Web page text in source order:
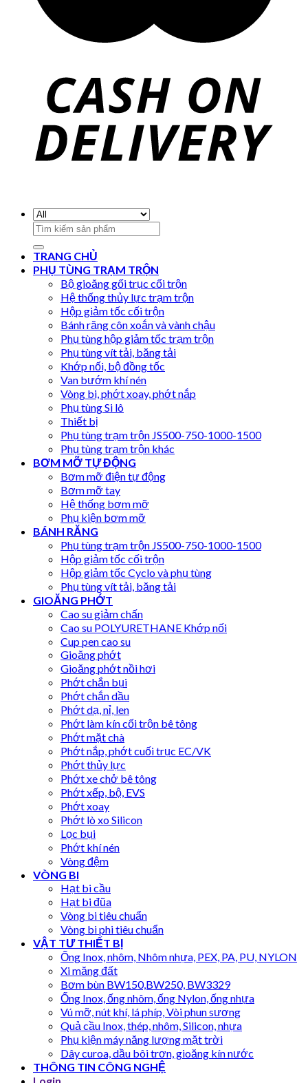
Search
for:
TRANG CHỦ
PHỤ TÙNG TRẠM TRỘN
Bộ gioăng gối trục cối trộn
Hệ thống thủy lực trạm trộn
Hộp giảm tốc cối trộn
Bánh răng côn xoắn và vành chậu
Phụ tùng hộp giảm tốc trạm trộn
Phụ tùng vít tải, băng tải
Khớp nối, bộ đồng tốc
Van bướm khí nén
Vòng bi, phớt xoay, phớt nắp
Phụ tùng Si lô
Thiết bị
Phụ tùng trạm trộn JS500-750-1000-1500
Phụ tùng trạm trộn khác
BƠM MỠ TỰ ĐỘNG
Bơm mỡ điện tự động
Bơm mỡ tay
Hệ thống bơm mỡ
Phụ kiện bơm mỡ
BÁNH RĂNG
Phụ tùng trạm trộn JS500-750-1000-1500
Hộp giảm tốc cối trộn
Hộp giảm tốc Cyclo và phụ tùng
Phụ tùng vít tải, băng tải
GIOĂNG PHỚT
Cao su giảm chấn
Cao su POLYURETHANE Khớp nối
Cup pen cao su
Gioăng phớt
Gioăng phớt nồi hơi
Phớt chắn bụi
Phớt chắn dầu
Phớt dạ, nỉ, len
Phớt làm kín cối trộn bê tông
Phớt mặt chà
Phớt nắp, phớt cuối trục EC/VK
Phớt thủy lực
Phớt xe chở bê tông
Phớt xếp, bộ, EVS
Phớt xoay
Phớt lò xo Silicon
Lọc bụi
Phớt khí nén
Vòng đệm
VÒNG BI
Hạt bi cầu
Hạt bi đũa
Vòng bi tiêu chuẩn
Vòng bi phi tiêu chuẩn
VẬT TƯ THIẾT BỊ
Ống Inox, nhôm, Nhôm nhựa, PEX, PA, PU, NYLON
Xi măng đất
Bơm bùn BW150,BW250, BW3329
Ống Inox, ống nhôm, ống Nylon, ống nhựa
Vú mỡ, nút khí, lá phíp, Vòi phun sương
Quả cầu Inox, thép, nhôm, Silicon, nhựa
Phụ kiện máy năng lượng mặt trời
Dây curoa, dầu bôi trơn, gioăng kín nước
THÔNG TIN CÔNG NGHỆ